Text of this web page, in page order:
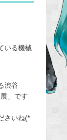
いる機械
渋谷
」です
さいね(*